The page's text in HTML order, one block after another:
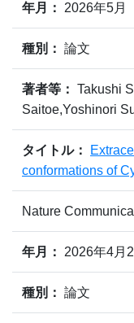
年月： 2026年5月
種別： 論文
著者等： Takushi
Saitoe,Yoshinori
タイトル：
conformations of
Nature
年月： 2026年4月
種別： 論文